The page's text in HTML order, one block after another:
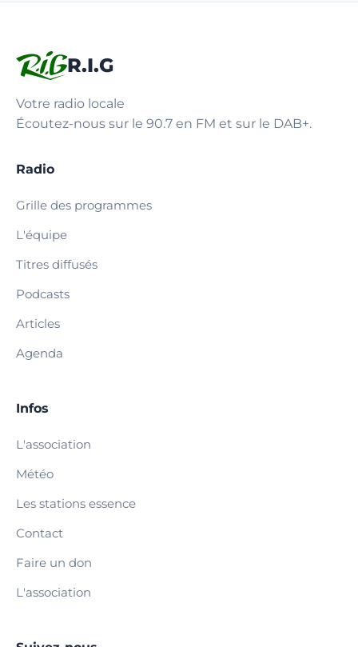
R.I.G
Votre radio locale
Écoutez-nous sur le 90.7 en FM et sur le DAB+.
Radio
Grille des programmes
L'équipe
Titres diffusés
Podcasts
Articles
Agenda
Infos
L'association
Météo
Les stations essence
Contact
Faire un don
L'association